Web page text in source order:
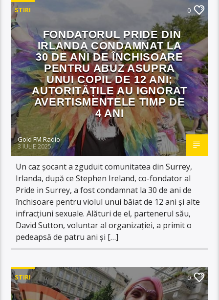
STIRI 0
FONDATORUL PRIDE DIN
IRLANDA CONDAMNAT LA
30 DE ANI DE ÎNCHISOARE
PENTRU ABUZ ASUPRA
UNUI COPIL DE 12 ANI;
AUTORITĂȚILE AU IGNORAT
AVERTISMENTELE TIMP DE
4 ANI
Gold FM Radio
3 IULIE 2025
Un caz șocant a zguduit comunitatea din Surrey,
Irlanda, după ce Stephen Ireland, co-fondator al
Pride in Surrey, a fost condamnat la 30 de ani de
închisoare pentru violul unui băiat de 12 ani și alte
infracțiuni sexuale. Alături de el, partenerul său,
David Sutton, voluntar al organizației, a primit o
pedeapsă de patru ani și […]
STIRI 0